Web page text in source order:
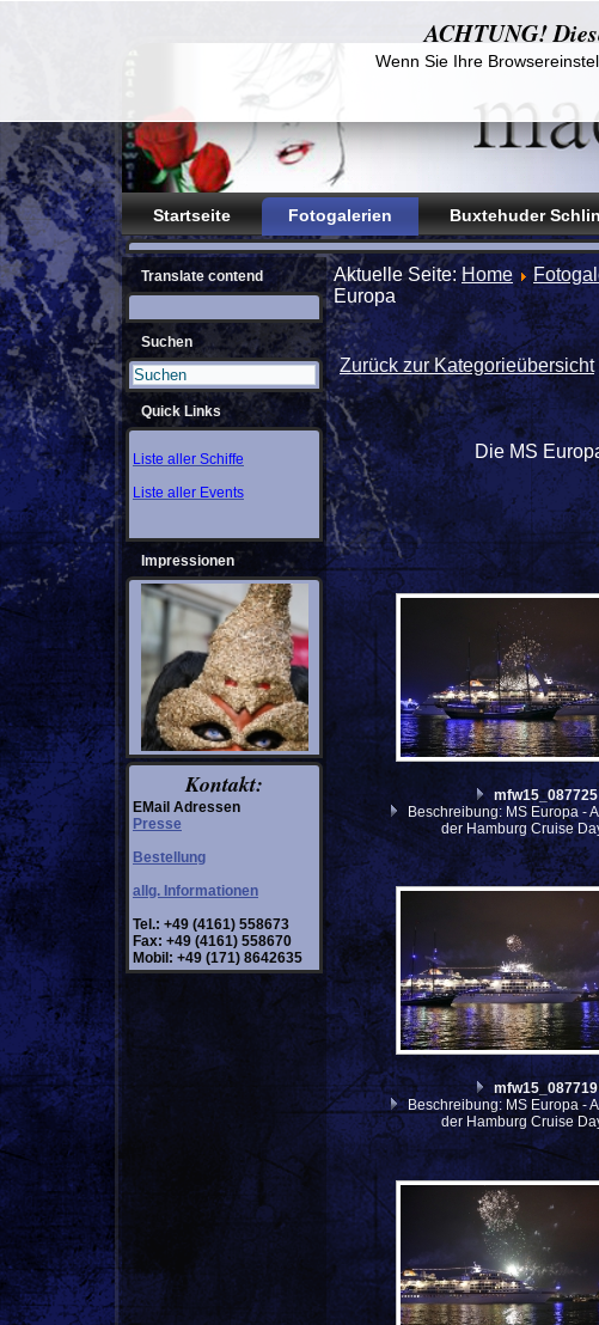
Startseite Fotogalerien Buxtehuder
ACHTUNG!
Wenn Sie Ihre
Translate contend
Suchen
Quick Links
Liste aller Schiffe
Liste aller Events
Impressionen
Kontakt:
EMail Adressen
Presse
Bestellung
allg. Informationen
Tel.: +49 (4161) 558673
Fax: +49 (4161) 558670
Mobil: +49 (171) 8642635
Aktuelle Seite: Home
Europa
Zurück zur Kategorieübersicht
Die MS
mfw15_087725
Beschreibung: MS Europa -
der Hamburg Cruise
mfw15_087719
Beschreibung: MS Europa -
der Hamburg Cruise